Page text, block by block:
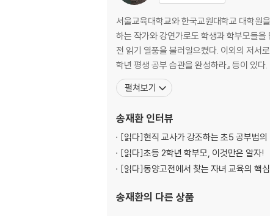
을 빠르게 파악하며 학습에 대한 자신감을 가질
이 책은 초등교육의 대가인 송재환 선생님이
고사성어, 한자 등을 익힌다면, 아이의 어휘력
문해력 × 어휘력 × 한자 실력 수직 상승!
만화로 접하고 독후 활동으로 완성하는 어휘력
‘고전문학’으로 국어 교과 기초가 탄탄해집니다!
『독서 쑥쑥 논술 쑥쑥 초등 고전문학』에는 어렸
사적 상황이 잘 그려진 작품에 이르기까지 23
매 작품마다 흥미롭거나 중요한 부분을 만화
아이들이 작품을 폭넓은 시각으로 이해할 수
풍성하게 마련되어 있습니다.
이 책 한 권으로 아이가 중학생이 되기 전에
서울교육대학교와 한국교원대학교 대학원
하는 작가와 강연가로도 학생과 학부모들을
전 읽기 열풍을 불러일으켰다. 이외의 저서로는 『인성 쑥쑥 한자 쑥쑥 초등 사자소학』, 『어휘 쑥쑥 논리 쑥쑥 초등 명심보감』, 『초등 1학년 공부, 책읽기가 전부다』, 『초등 2
학년 평생 공부 습관을 완성하라』 등이 있
펼쳐보기
송재환 인터뷰
[읽다]현직 교사가 강조하는 초5 공부법의
[읽다]초등 2학년 학부모, 이것만은 알자!
[읽다]동양고전에서 찾는 자녀 교육의 핵심
송재환의 다른 상품